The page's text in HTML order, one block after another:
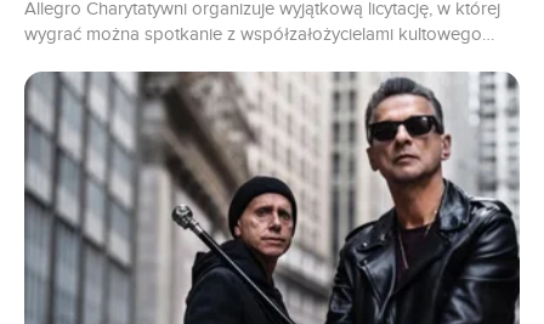
Allegro Charytatywni organizuje wyjątkową licytację, w której
wygrać można spotkanie z współzałożycielami kultowego
przeznaczone zostaną na wsparcie osób uchodźczych z
Ukrainy.